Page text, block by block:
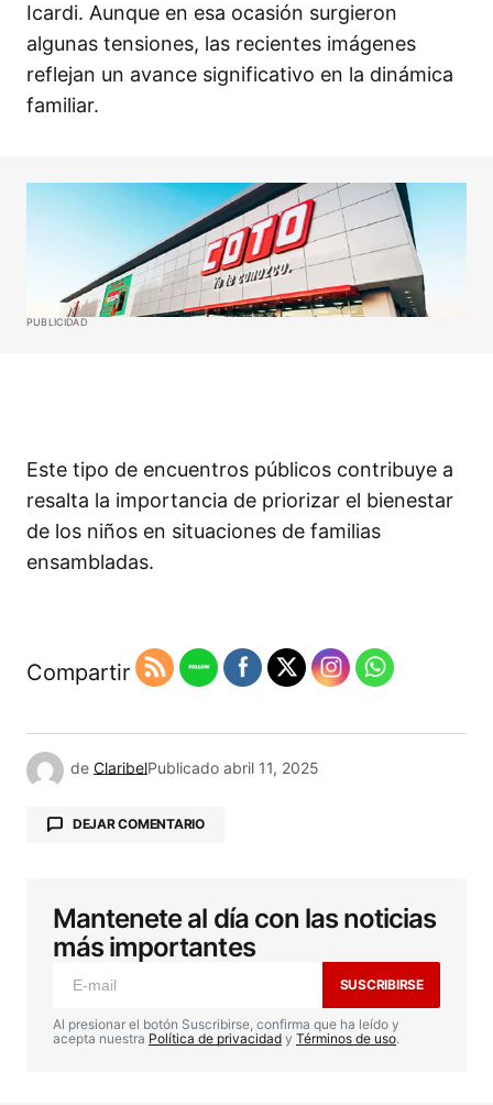
Icardi. Aunque en esa ocasión surgieron
algunas tensiones, las recientes imágenes
reflejan un avance significativo en la dinámica
familiar. ​
PUBLICIDAD
Este tipo de encuentros públicos contribuye a
resalta la importancia de priorizar el bienestar
de los niños en situaciones de familias
ensambladas.​
Compartir
de ClaribelPublicado abril 11, 2025
DEJAR COMENTARIO
Tu dirección de correo electrónico no será
publicada. Los campos obligatorios están
marcados con *
Comentario*
Mantenete al día con las noticias
más importantes
SUSCRIBIRSE
Al presionar el botón Suscribirse, confirma que ha leído y
acepta nuestra Política de privacidad y Términos de uso.